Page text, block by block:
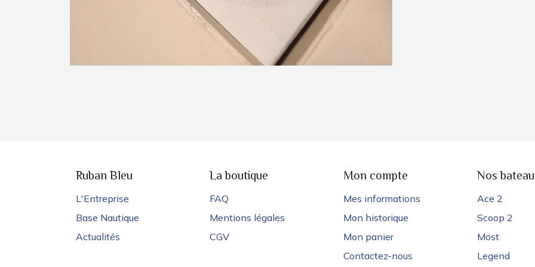
Ruban Bleu
L'Entreprise
Base Nautique
Actualités
La boutique
FAQ
Mentions légales
CGV
Mon compte
Mes informations
Mon historique
Mon panier
Contactez-nous
Nos
Ace 2
Scoop 2
Most
Legend